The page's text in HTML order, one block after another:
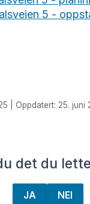
5 -
| Oppdatert: 25. juni
det du
JA NEI